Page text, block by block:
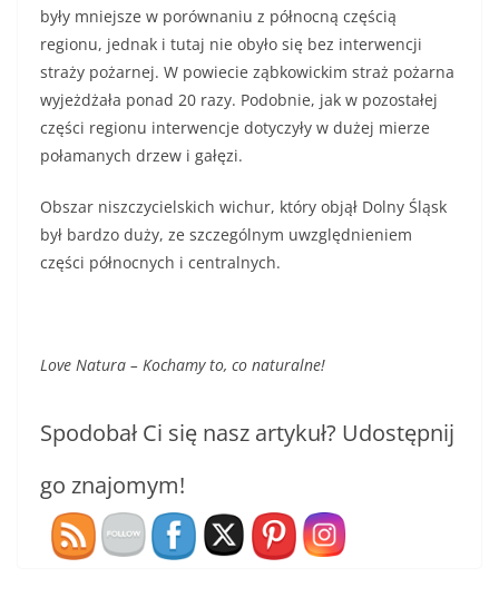
były mniejsze w porównaniu z północną częścią
regionu, jednak i tutaj nie obyło się bez interwencji
straży pożarnej. W powiecie ząbkowickim straż pożarna
wyjeżdżała ponad 20 razy. Podobnie, jak w pozostałej
części regionu interwencje dotyczyły w dużej mierze
połamanych drzew i gałęzi.
Obszar niszczycielskich wichur, który objął Dolny Śląsk
był bardzo duży, ze szczególnym uwzględnieniem
części północnych i centralnych.
Love Natura – Kochamy to, co naturalne!
Spodobał Ci się nasz artykuł? Udostępnij
go znajomym!